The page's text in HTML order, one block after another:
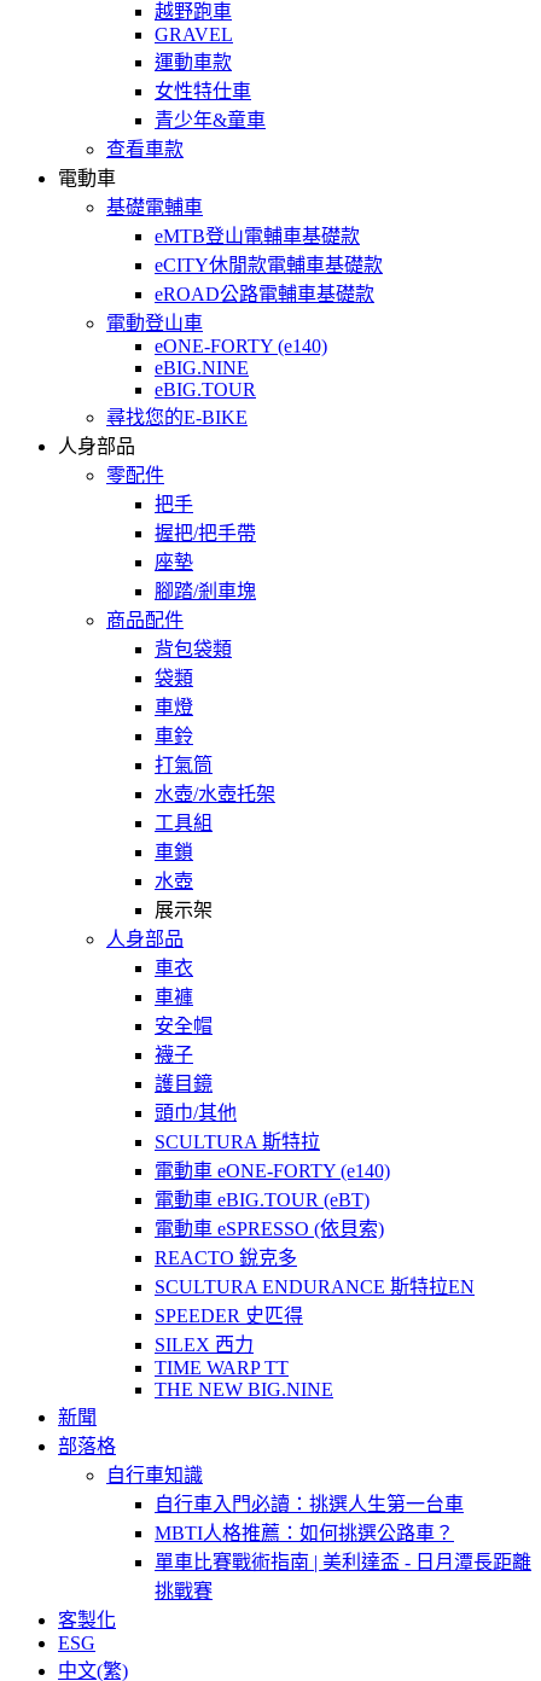
越野跑車
GRAVEL
運動車款
女性特仕車
青少年&童車
查看車款
電動車
基礎電輔車
eMTB登山電輔車基礎款
eCITY休閒款電輔車基礎款
eROAD公路電輔車基礎款
電動登山車
eONE-FORTY (e140)
eBIG.NINE
eBIG.TOUR
尋找您的E-BIKE
人身部品
零配件
把手
握把/把手帶
座墊
腳踏/剎車塊
商品配件
背包袋類
袋類
車燈
車鈴
打氣筒
水壺/水壺托架
工具組
車鎖
水壺
展示架
人身部品
車衣
車褲
安全帽
襪子
護目鏡
頭巾/其他
SCULTURA 斯特拉
電動車 eONE-FORTY (e140)
電動車 eBIG.TOUR (eBT)
電動車 eSPRESSO (依貝索)
REACTO 銳克多
SCULTURA ENDURANCE 斯特拉EN
SPEEDER 史匹得
SILEX 西力
TIME WARP TT
THE NEW BIG.NINE
新聞
部落格
自行車知識
自行車入門必讀：挑選人生第一台車
MBTI人格推薦：如何挑選公路車？
單車比賽戰術指南 | 美利達盃 - 日月潭長距離
挑戰賽
客製化
ESG
中文(繁)